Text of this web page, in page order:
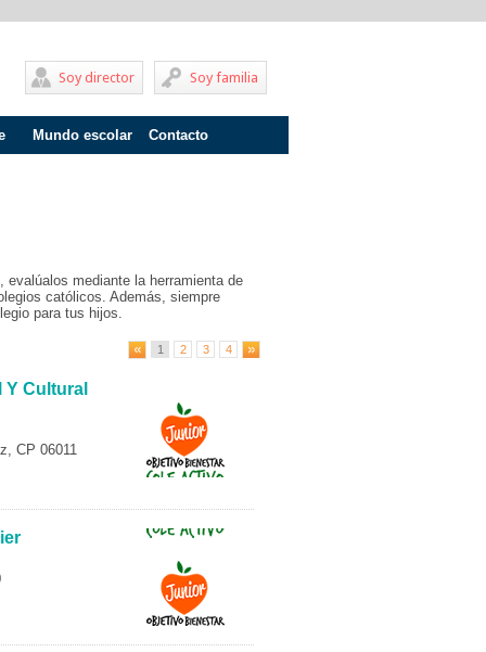
Soy familia
Soy director
Mundo escolar
Fracaso escolar
Acoso escolar
Secundaria
Contacto
evalúalos mediante la herramienta de
católicos. Además, siempre
para tus hijos.
1 2 3 4
Y Cultural
CP 06011